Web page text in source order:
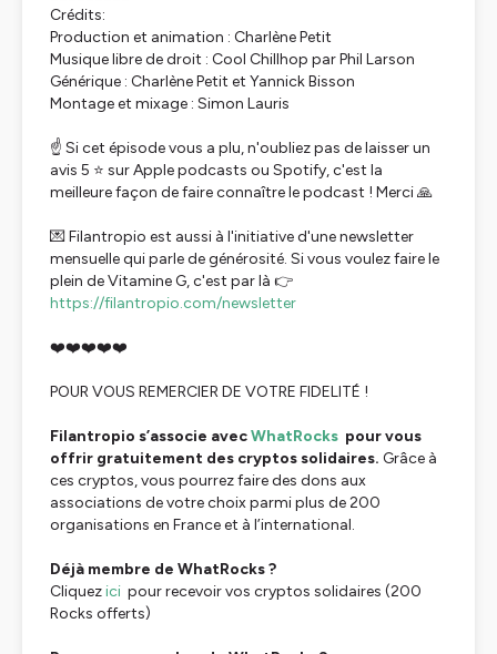
Crédits:
Production et animation : Charlène Petit
Musique libre de droit : Cool Chillhop par Phil Larson
Générique : Charlène Petit et Yannick Bisson
Montage et mixage : Simon Lauris
☝️ Si cet épisode vous a plu, n'oubliez pas de laisser un
avis 5 ⭐ sur Apple podcasts ou Spotify, c'est la
meilleure façon de faire connaître le podcast ! Merci 🙏
💌 Filantropio est aussi à l'initiative d'une newsletter
mensuelle qui parle de générosité. Si vous voulez faire le
plein de Vitamine G, c'est par là 👉
https://filantropio.com/newsletter
❤️❤️❤️❤️❤️
POUR VOUS REMERCIER DE VOTRE FIDELITÉ !
Filantropio s’associe avecWhatRocks pour vous
offrir gratuitement des cryptos solidaires. Grâce à
ces cryptos, vous pourrez faire des dons aux
associations de votre choix parmi plus de 200
organisations en France et à l’international.
Déjà membre de WhatRocks ?
Cliquezici pour recevoir vos cryptos solidaires (200
Rocks offerts)